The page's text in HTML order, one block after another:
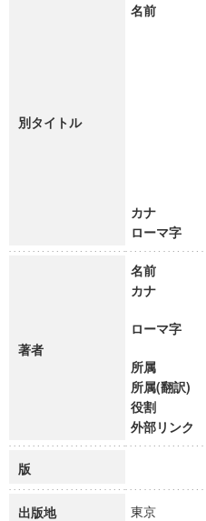
別タイトル
名前
カナ
ローマ字
著者
名前
カナ
ローマ字
所属
所属(翻訳)
役割
外部リンク
版
出版地 東京